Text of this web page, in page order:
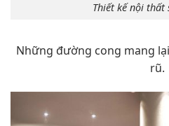
Thiết kế nội thất
Những đường cong mang
rũ.